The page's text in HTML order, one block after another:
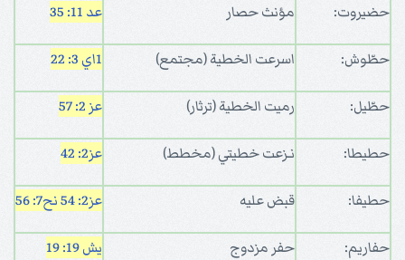
حضيروت: مؤنث حصار عد 11: 35
حطّوش: اسرعت الخطية (مجتمع) 1اي 3: 22
حطّيل: رميت الخطية (ترثار) عز 2: 57
حطيطا: نـزعت خطيتي (مخطط) عز2: 42
حطيفا: قبض عليه عز2: 54 نح7: 56
حفاريم: حفر مزدوج يش 19: 19